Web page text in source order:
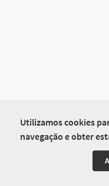
Utilizamos cookies
navegação e obter